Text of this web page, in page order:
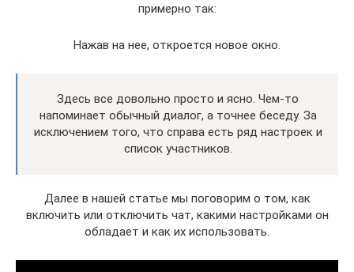
примерно так:
Нажав на нее, откроется новое окно.
Здесь все довольно просто и ясно. Чем-то
напоминает обычный диалог, а точнее беседу. За
исключением того, что справа есть ряд настроек и
список участников.
Далее в нашей статье мы поговорим о том, как
включить или отключить чат, какими настройками он
обладает и как их использовать.